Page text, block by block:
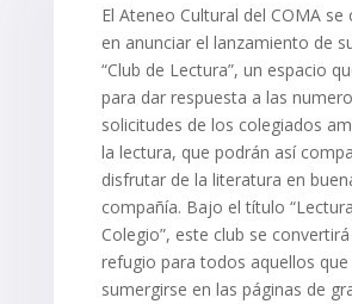
El Ateneo Cultural del COMA se
en anunciar el lanzamiento de
“Club de Lectura”, un espacio
para dar respuesta a las
solicitudes de los colegiados
la lectura, que podrán así
disfrutar de la literatura en
compañía. Bajo el título
Colegio”, este club se
refugio para todos aquellos que
sumergirse en las páginas de